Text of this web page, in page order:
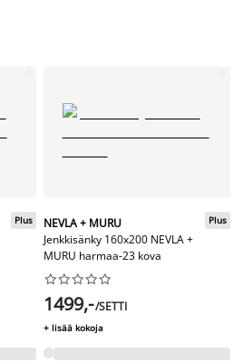
Plus
NEVLA + MURU
Jenkkisänky 160x200 NEVLA +
MURU harmaa-23 kova
Plus






1499,-/SETTI
+ lisää kokoja